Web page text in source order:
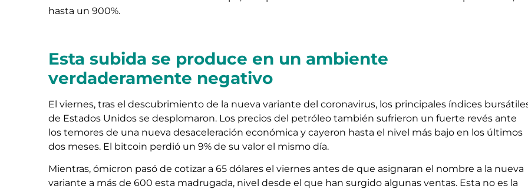
hasta un 900%.
Esta subida se produce en un ambiente
verdaderamente negativo
El viernes, tras el descubrimiento de la nueva variante del coronavirus, los principales índices
de Estados Unidos se desplomaron. Los precios del petróleo también sufrieron un fuerte revés ante
los temores de una nueva desaceleración económica y cayeron hasta el nivel más bajo en los últimos
dos meses. El bitcoin perdió un 9% de su valor el mismo día.
Mientras, ómicron pasó de cotizar a 65 dólares el viernes antes de que asignaran el nombre a la nueva
variante a más de 600 esta madrugada, nivel desde el que han surgido algunas ventas. Esta no es la